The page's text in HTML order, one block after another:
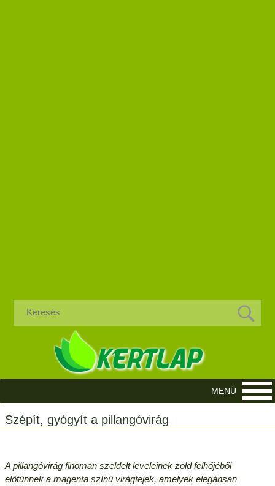
Szépít, gyógyít a pillangóvirág
A pillangóvirág finoman szeldelt leveleinek zöld felhőjéből
előtűnnek a magenta színű virágfejek, amelyek elegánsan